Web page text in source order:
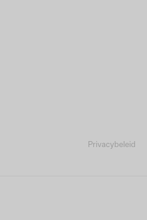
Privacybeleid